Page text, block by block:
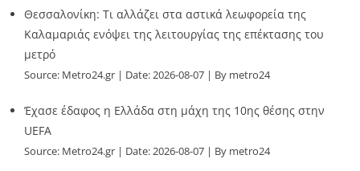
Θεσσαλονίκη: Τι αλλάζει στα αστικά λεωφορεία της
Καλαμαριάς ενόψει της λειτουργίας της επέκτασης του
μετρό
Source: Metro24.gr Date: 2026-08-07 By metro24
Έχασε έδαφος η Ελλάδα στη μάχη της 10ης θέσης στην
UEFA
Source: Metro24.gr Date: 2026-08-07 By metro24